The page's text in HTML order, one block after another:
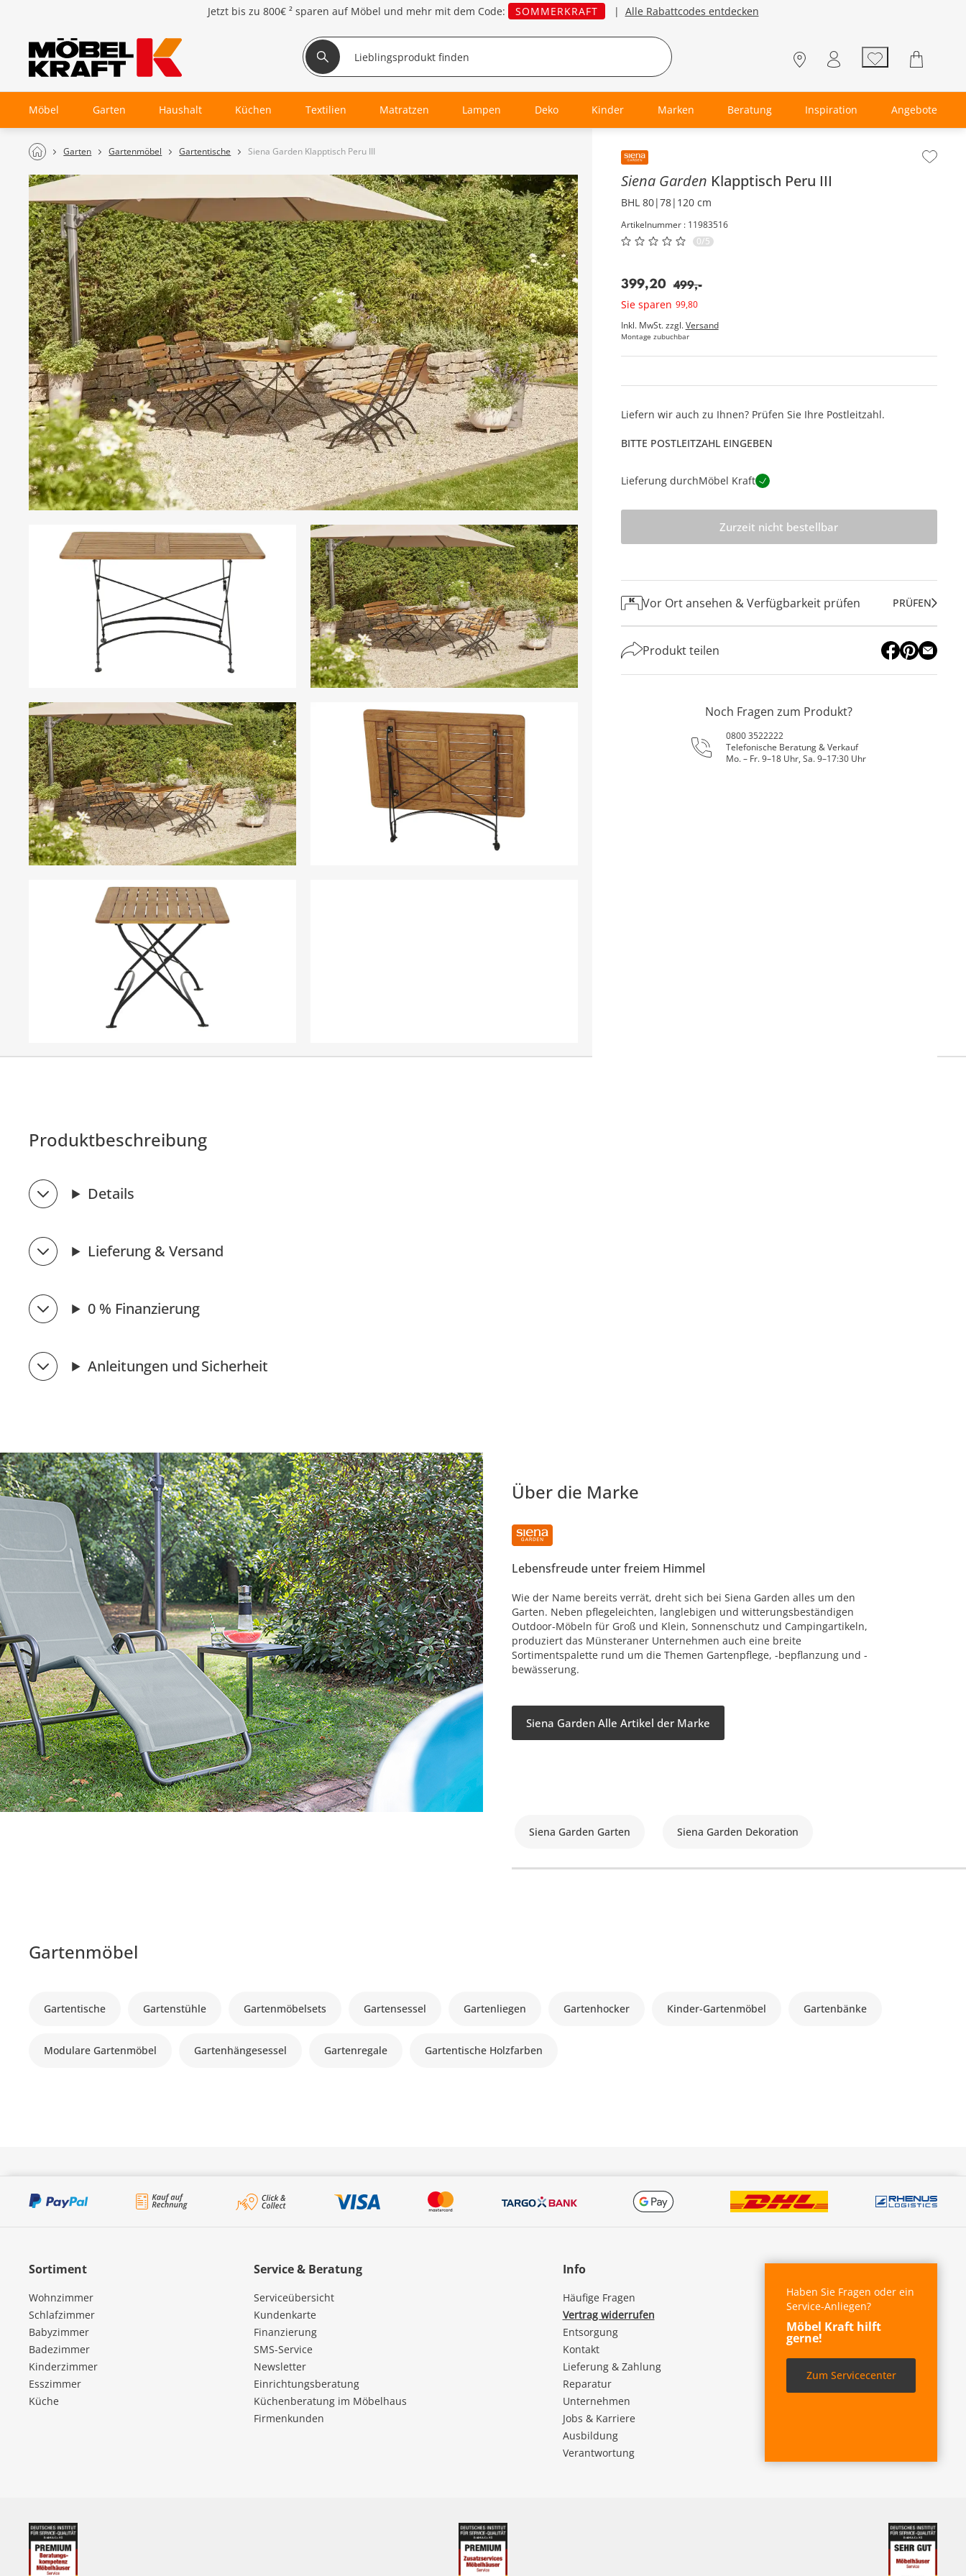
Jetzt bis zu 800€ ² sparen auf Möbel und mehr mit dem Code: SOMMERKRAFT | Alle Rabattcodes entdecken
Möbel Garten Haushalt Küchen Textilien Matratzen Lampen Deko Kinder Marken Beratung Inspiration Angebote
Garten Gartenmöbel Gartentische Siena Garden Klapptisch Peru III Inhalt der Seitenleiste überspringen - Zum Seitenende
Siena Garden Klapptisch Peru III
BHL 80|78|120 cm
Artikelnummer : 11983516
0/5
399,20 499,-
Sie sparen 99,80
Inkl. MwSt. zzgl.Versand
Montage zubuchbar
Liefern wir auch zu Ihnen? Prüfen Sie Ihre Postleitzahl.
BITTE POSTLEITZAHL EINGEBEN
Lieferung durchMöbel Kraft
Zurzeit nicht bestellbar
Vor Ort ansehen & Verfügbarkeit prüfen PRÜFEN
Produkt teilen
Noch Fragen zum Produkt?
0800 3522222
Telefonische Beratung & Verkauf
Mo. – Fr. 9–18 Uhr, Sa. 9–17:30 Uhr
Produktbeschreibung
Details
Lieferung & Versand
0 % Finanzierung
Anleitungen und Sicherheit
Über die Marke
Lebensfreude unter freiem Himmel
Wie der Name bereits verrät, dreht sich bei Siena Garden alles um den
Garten. Neben pflegeleichten, langlebigen und witterungsbeständigen
Outdoor-Möbeln für Groß und Klein, Sonnenschutz und Campingartikeln,
produziert das Münsteraner Unternehmen auch eine breite
Sortimentspalette rund um die Themen Gartenpflege, -bepflanzung und -
bewässerung.
Siena Garden Alle Artikel der Marke
Siena Garden Garten Siena Garden Dekoration
Gartenmöbel
Gartentische Gartenstühle Gartenmöbelsets Gartensessel Gartenliegen Gartenhocker Kinder-Gartenmöbel Gartenbänke
Modulare Gartenmöbel Gartenhängesessel Gartenregale Gartentische Holzfarben
Sortiment
Wohnzimmer
Schlafzimmer
Babyzimmer
Badezimmer
Kinderzimmer
Esszimmer
Küche
Service & Beratung
Serviceübersicht
Kundenkarte
Finanzierung
SMS-Service
Newsletter
Einrichtungsberatung
Küchenberatung im Möbelhaus
Firmenkunden
Info
Häufige Fragen
Vertrag widerrufen
Entsorgung
Kontakt
Lieferung & Zahlung
Reparatur
Unternehmen
Jobs & Karriere
Ausbildung
Verantwortung
Haben Sie Fragen oder ein
Service-Anliegen?
Möbel Kraft hilft
gerne!
Zum Servicecenter